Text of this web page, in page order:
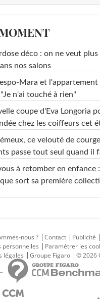
déco : on ne veut
nos salons
Mara et l'appartement
n'ai touché à rien"
coupe d'Eva Longoria
chez les coiffeurs cet
ce velouté de
passe tout seul quand il
à retomber en enfance
sort sa première
nous ?
Contact Publicité
personnelles
Paramétrer les
légales
Groupe Figaro © 2026